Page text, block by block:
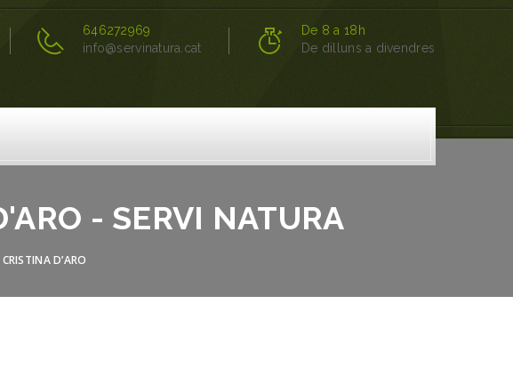
646272969
info@servinatura.cat
De 8 a 18h
De dilluns a divendres
- SERVI NATURA
D’ARO